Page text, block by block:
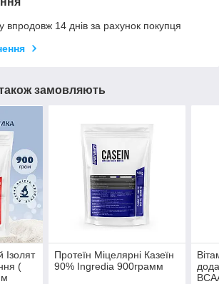
впродовж 14 днів за рахунок покупця
замовляють
Ізолят
(
Протеїн Міцелярні Казеїн
90% Ingredia 900грамм